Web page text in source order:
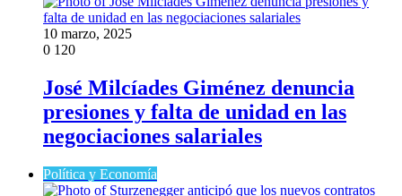
10 marzo, 2025
0 120
José Milcíades Giménez denuncia
presiones y falta de unidad en las
negociaciones salariales
Política y Economía